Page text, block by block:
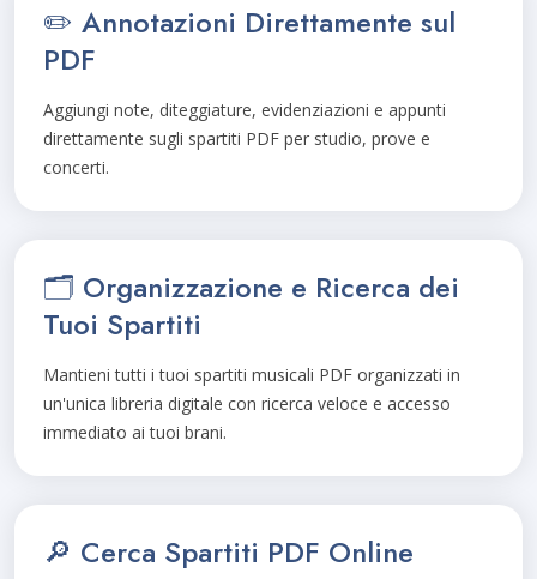
✏️ Annotazioni Direttamente sul
PDF
Aggiungi note, diteggiature, evidenziazioni e appunti
direttamente sugli spartiti PDF per studio, prove e
concerti.
🗂️ Organizzazione e Ricerca dei
Tuoi Spartiti
Mantieni tutti i tuoi spartiti musicali PDF organizzati in
un'unica libreria digitale con ricerca veloce e accesso
immediato ai tuoi brani.
🔎 Cerca Spartiti PDF Online